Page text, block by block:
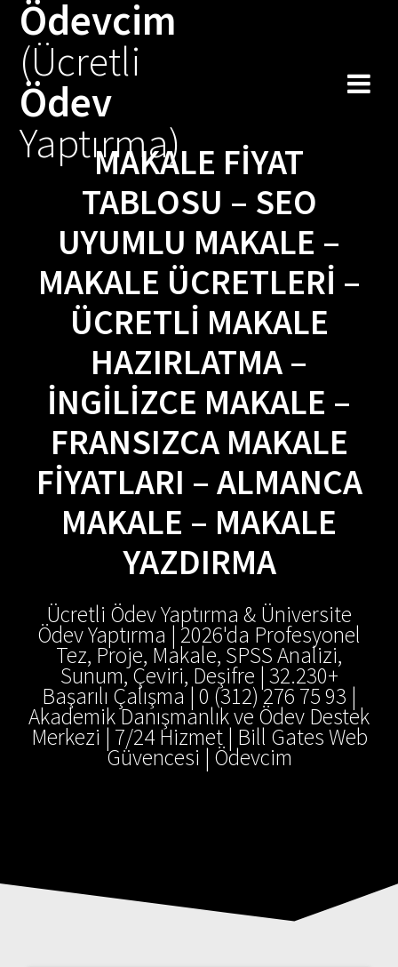
Ödevcim
(Ücretli
Ödev
Yaptırma)
MAKALE FIYAT
TABLOSU – SEO
UYUMLU MAKALE –
MAKALE ÜCRETLERI –
ÜCRETLI MAKALE
HAZIRLATMA –
İNGILIZCE MAKALE –
FRANSIZCA MAKALE
FIYATLARI – ALMANCA
MAKALE – MAKALE
YAZDIRMA
Ücretli Ödev Yaptırma & Üniversite
Ödev Yaptırma | 2026'da Profesyonel
Tez, Proje, Makale, SPSS Analizi,
Sunum, Çeviri, Deşifre | 32.230+
Başarılı Çalışma | 0 (312) 276 75 93 |
Akademik Danışmanlık ve Ödev Destek
Merkezi | 7/24 Hizmet | Bill Gates Web
Güvencesi | Ödevcim